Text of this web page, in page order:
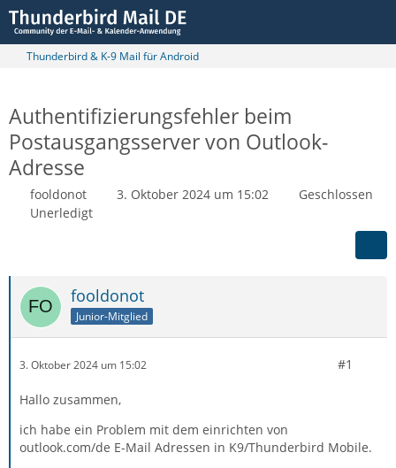
Thunderbird & K-9 Mail für Android
Authentifizierungsfehler beim
Postausgangsserver von Outlook-
Adresse
fooldonot 3. Oktober 2024 um 15:02
Geschlossen
Unerledigt
fooldonot
Junior-Mitglied
3. Oktober 2024 um 15:02 #1
Hallo zusammen,
ich habe ein Problem mit dem einrichten von
outlook.com/de E-Mail Adressen in K9/Thunderbird Mobile.